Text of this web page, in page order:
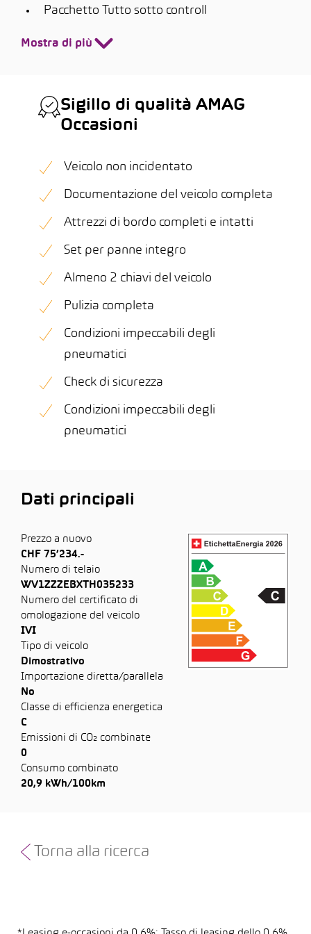
Pacchetto Tutto sotto controll
Mostra di più
Sigillo di qualità AMAG
Occasioni
Veicolo non incidentato
Documentazione del veicolo completa
Attrezzi di bordo completi e intatti
Set per panne integro
Almeno 2 chiavi del veicolo
Pulizia completa
Condizioni impeccabili degli
pneumatici
Check di sicurezza
Condizioni impeccabili degli
pneumatici
Dati principali
Prezzo a nuovo
CHF 75’234.-
Numero di telaio
WV1ZZZEBXTH035233
Numero del certificato di
omologazione del veicolo
IVI
Tipo di veicolo
Dimostrativo
Importazione diretta/parallela
No
Classe di efficienza energetica
C
Emissioni di CO₂ combinate
0
Consumo combinato
20,9 kWh/100km
Torna alla ricerca